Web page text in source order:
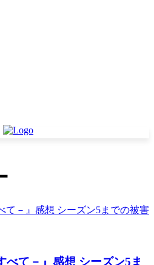
て－』感想 シーズン5ま